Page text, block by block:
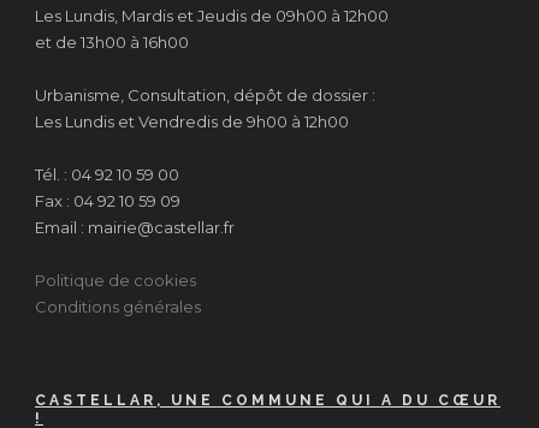
Les Lundis, Mardis et Jeudis de 09h00 à 12h00
et de 13h00 à 16h00
Urbanisme, Consultation, dépôt de dossier :
Les Lundis et Vendredis de 9h00 à 12h00
Tél. : 04 92 10 59 00
Fax : 04 92 10 59 09
Email : mairie@castellar.fr
Politique de cookies
Conditions générales
CASTELLAR, UNE COMMUNE QUI A DU CŒUR
!